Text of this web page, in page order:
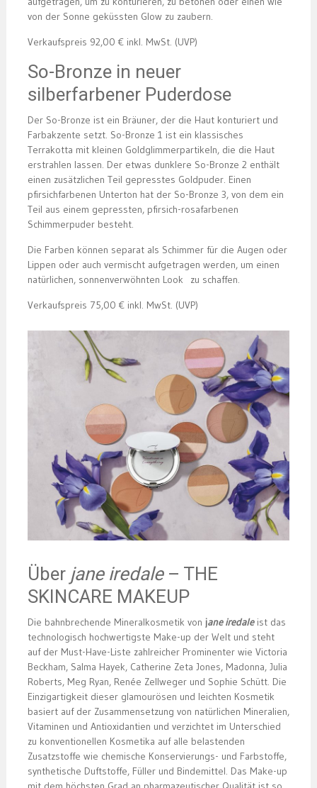
von der Sonne geküssten Glow zu zaubern.
Verkaufspreis 92,00 € inkl. MwSt. (UVP)
So-Bronze in neuer
silberfarbener Puderdose
Der So-Bronze ist ein Bräuner, der die Haut konturiert und
Farbakzente setzt. So-Bronze 1 ist ein klassisches
Terrakotta mit kleinen Goldglimmerpartikeln, die die Haut
erstrahlen lassen. Der etwas dunklere So-Bronze 2 enthält
einen zusätzlichen Teil gepresstes Goldpuder. Einen
pfirsichfarbenen Unterton hat der So-Bronze 3, von dem ein
Teil aus einem gepressten, pfirsich-rosafarbenen
Schimmerpuder besteht.
Die Farben können separat als Schimmer für die Augen oder
Lippen oder auch vermischt aufgetragen werden, um einen
natürlichen, sonnenverwöhnten Look zu schaffen.
Verkaufspreis 75,00 € inkl. MwSt. (UVP)
Über jane iredale– THE
SKINCARE MAKEUP
Die bahnbrechende Mineralkosmetik von jane iredaleist das
technologisch hochwertigste Make-up der Welt und steht
auf der Must-Have-Liste zahlreicher Prominenter wie Victoria
Beckham, Salma Hayek, Catherine Zeta Jones, Madonna, Julia
Roberts, Meg Ryan, Renée Zellweger und Sophie Schütt. Die
Einzigartigkeit dieser glamourösen und leichten Kosmetik
basiert auf der Zusammensetzung von natürlichen Mineralien,
Vitaminen und Antioxidantien und verzichtet im Unterschied
zu konventionellen Kosmetika auf alle belastenden
Zusatzstoffe wie chemische Konservierungs- und Farbstoffe,
synthetische Duftstoffe, Füller und Bindemittel. Das Make-up